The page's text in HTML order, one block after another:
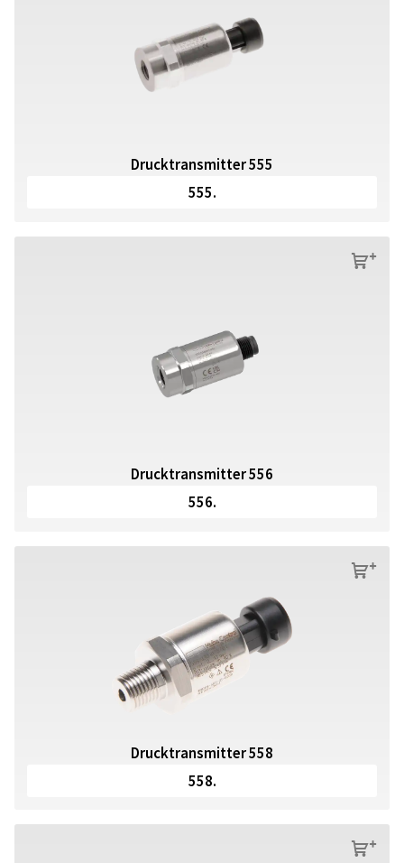
Drucktransmitter 555
555.
s
Drucktransmitter 556
556.
s
Drucktransmitter 558
558.
s